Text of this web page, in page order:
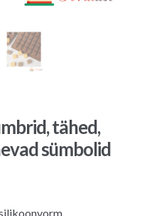
tähed,
sümbolid